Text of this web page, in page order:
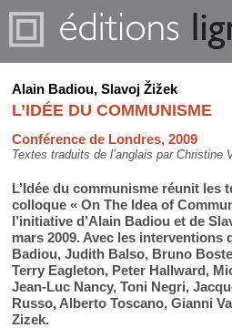
Alain Badiou, Slavoj Žižek
L’IDÉE DU COMMUNISME
Conférence de Londres, 2009
Textes traduits de l’anglais par Christine
L’Idée du communisme réunit les
colloque « On The Idea of
l’initiative d’Alain Badiou et de
mars 2009. Avec les interventions
Badiou, Judith Balso, Bruno
Terry Eagleton, Peter Hallward,
Jean-Luc Nancy, Toni Negri,
Russo, Alberto Toscano, Gianni
Zizek.